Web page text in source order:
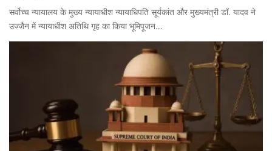
सर्वोच्च न्यायालय के मुख्‍य न्‍यायाधीश न्यायाधिपति सूर्यकांत और मुख्यमंत्री डॉ. यादव ने
उज्जैन में न्यायाधीश अतिथि गृह का किया भूमिपूजन…